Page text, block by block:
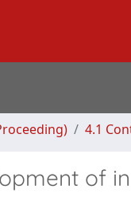
4.1
of